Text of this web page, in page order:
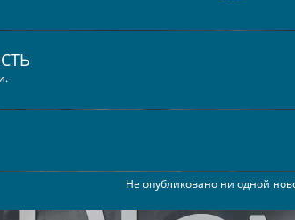
Не опубликовано ни одной